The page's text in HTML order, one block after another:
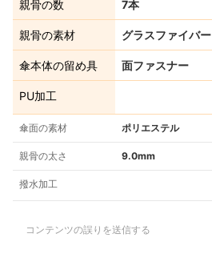
親骨の数 7本
親骨の素材 グラスファイバー
傘本体の留め具 面ファスナー
PU加工
傘面の素材 ポリエステル
親骨の太さ 9.0mm
撥水加工
コンテンツの誤りを送信する